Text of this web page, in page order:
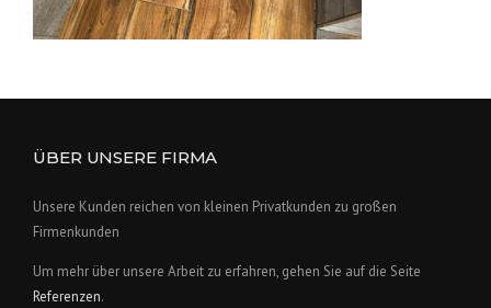
ÜBER UNSERE FIRMA
Unsere Kunden reichen von kleinen Privatkunden zu großen
Firmenkunden
Um mehr über unsere Arbeit zu erfahren, gehen Sie auf die Seite
Referenzen.